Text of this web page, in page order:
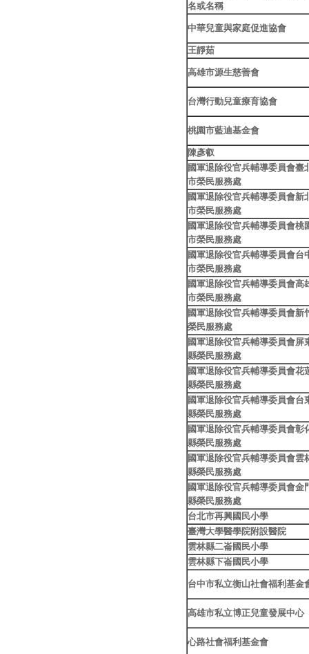
名或名稱
中華兒童與家庭促進協會
王靜茹
高雄市源生慈善會
台灣行動兒童療育協會
桃園市藍迪基金會
陳彥叡
國軍退除役官兵輔導委員會臺
市榮民服務處
國軍退除役官兵輔導委員會新
市榮民服務處
國軍退除役官兵輔導委員會桃
市榮民服務處
國軍退除役官兵輔導委員會台
市榮民服務處
國軍退除役官兵輔導委員會高
市榮民服務處
國軍退除役官兵輔導委員會新
榮民服務處
國軍退除役官兵輔導委員會屏
縣榮民服務處
國軍退除役官兵輔導委員會花
縣榮民服務處
國軍退除役官兵輔導委員會台
縣榮民服務處
國軍退除役官兵輔導委員會彰
縣榮民服務處
國軍退除役官兵輔導委員會雲
縣榮民服務處
國軍退除役官兵輔導委員會金
縣榮民服務處
台北市再興國民小學
臺灣大學醫學院附設醫院
雲林縣二崙國民小學
雲林縣下崙國民小學
台中市私立衡山社會福利基金
高雄市私立博正兒童發展中心
心路社會福利基金會